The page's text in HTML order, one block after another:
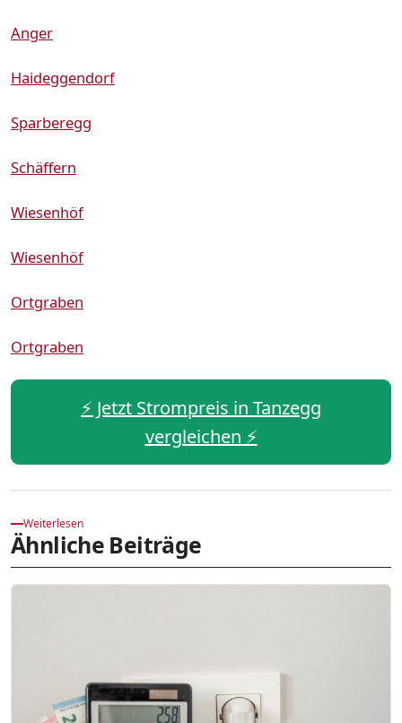
Anger
Haideggendorf
Sparberegg
Schäffern
Wiesenhöf
Wiesenhöf
Ortgraben
Ortgraben
⚡️ Jetzt Strompreis in Tanzegg
vergleichen ⚡️
Weiterlesen
Ähnliche Beiträge